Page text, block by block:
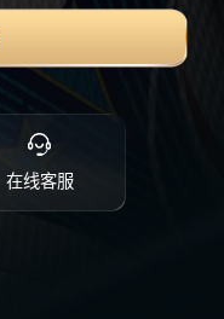
在线客服